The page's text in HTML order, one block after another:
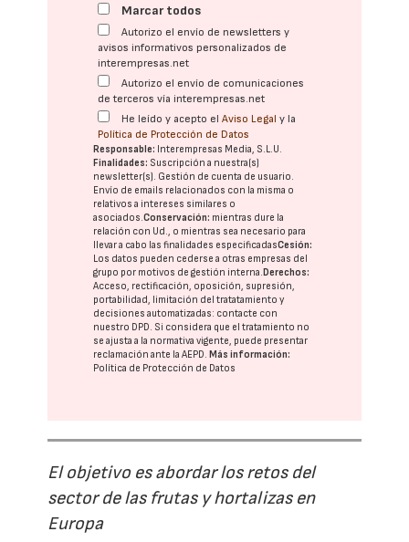
Marcar todos
Autorizo el envío de newsletters y
avisos informativos personalizados de
interempresas.net
Autorizo el envío de comunicaciones
de terceros vía interempresas.net
He leído y acepto elAviso Legal y la
Política de Protección de Datos
Responsable: Interempresas Media, S.L.U.
Finalidades: Suscripción a nuestra(s)
newsletter(s). Gestión de cuenta de usuario.
Envío de emails relacionados con la misma o
relativos a intereses similares o
asociados.Conservación: mientras dure la
relación con Ud., o mientras sea necesario para
llevar a cabo las finalidades especificadasCesión:
Los datos pueden cederse a otras empresas del
grupo por motivos de gestión interna.Derechos:
Acceso, rectificación, oposición, supresión,
portabilidad, limitación del tratatamiento y
decisiones automatizadas: contacte con
nuestro DPD. Si considera que el tratamiento no
se ajusta a la normativa vigente, puede presentar
reclamación ante laAEPD.Más información:
Política de Protección de Datos
El objetivo es abordar los retos del
sector de las frutas y hortalizas en
Europa